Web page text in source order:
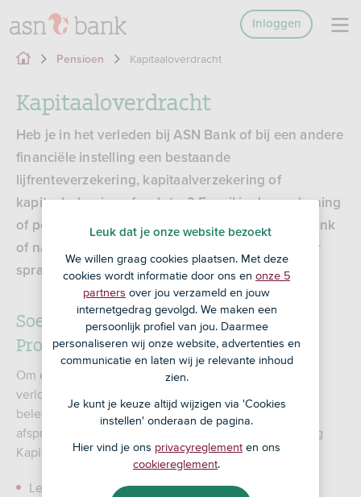
Inloggen
Pensioen Kapitaaloverdracht
Kapitaaloverdracht
Heb je in het verleden bij ASN Bank of bij een andere
financiële instelling een bestaande
lijfrenteverzekering, kapitaalverzekering of
kapitaalrekening afgesloten? En wil je deze rekening
of polis oversluiten naar een rekening bij ASN Bank
of naar een andere financiële instelling? Dan is er
sprake van kapitaaloverdracht.
Soepele overdracht van kapitaal door
Protocol
Om een overdracht van kapitaal vlekkeloos te laten
verlopen hebben verzekeraars, banken en
beleggingsinstellingen afspraken gemaakt. Deze
afspraken zijn vastgelegd in het Protocol Stroomlijning
Kapitaaloverdrachten (PSK).
Leden van het Verbond van Verzekeraars
Leuk dat je onze website bezoekt
We willen graag cookies plaatsen. Met deze
cookies wordt informatie door ons en onze 5
partners over jou verzameld en jouw
internetgedrag gevolgd. We maken een
persoonlijk profiel van jou. Daarmee
personaliseren wij onze website, advertenties en
communicatie en laten wij je relevante inhoud
zien.
Je kunt je keuze altijd wijzigen via 'Cookies
instellen' onderaan de pagina.
Hier vind je ons privacyreglement en ons
cookiereglement.